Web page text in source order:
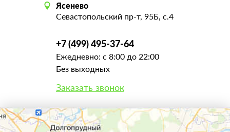
Ясенево
Севастопольский пр-т, 95Б, с.4
+7 (499) 495-37-64
Ежедневно: с 8:00 до 22:00
Без выходных
Заказать звонок